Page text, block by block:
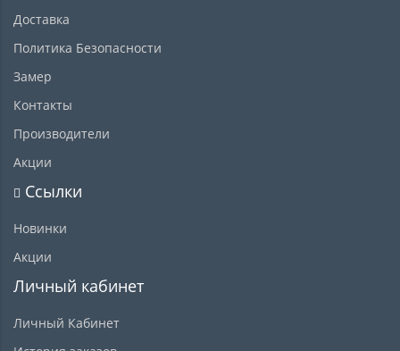
Доставка
Политика Безопасности
Замер
Контакты
Производители
Акции
Ссылки
Новинки
Акции
Личный кабинет
Личный Кабинет